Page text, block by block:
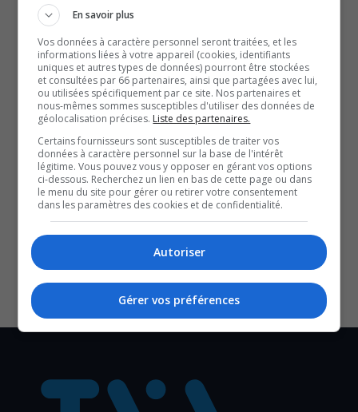
midi, au palais de justice.
De nouveaux chefs d’accusation ont été déposés contre
l’individu de 24 ans pour différents bris de conditions, en
plus de meurtre au deuxième degré envers la victime.
Le dossier a été reporté au 9 février prochain.
QUESTION DU JOUR
Commentaires
SOUTENIR NOS MÉDIAS, C’EST PROTÉGER NOTRE
CULTURE ET NOTRE ÉCONOMIE
En savoir plus
Vos données à caractère personnel seront traitées, et les
informations liées à votre appareil (cookies, identifiants
uniques et autres types de données) pourront être stockées
et consultées par 66 partenaires, ainsi que partagées avec lui,
ou utilisées spécifiquement par ce site. Nos partenaires et
nous-mêmes sommes susceptibles d'utiliser des données de
géolocalisation précises. Liste des partenaires.
Certains fournisseurs sont susceptibles de traiter vos
données à caractère personnel sur la base de l'intérêt
légitime. Vous pouvez vous y opposer en gérant vos options
ci-dessous. Recherchez un lien en bas de cette page ou dans
le menu du site pour gérer ou retirer votre consentement
dans les paramètres des cookies et de confidentialité.
Autoriser
Gérer vos préférences